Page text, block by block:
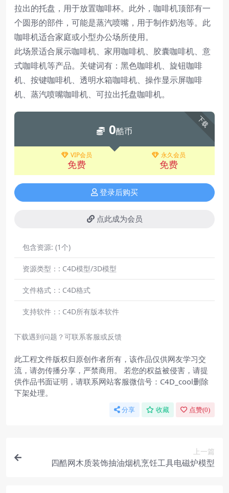
拉出的托盘，用于放置咖啡杯。此外，咖啡机顶部有一
个圆形的部件，可能是蒸汽喷嘴，用于制作奶泡等。此
咖啡机适合家庭或小型办公场所使用。
此场景适合展示咖啡机、家用咖啡机、胶囊咖啡机、意
式咖啡机等产品。关键词有：黑色咖啡机、旋钮咖啡
机、按键咖啡机、透明水箱咖啡机、操作显示屏咖啡
机、蒸汽喷嘴咖啡机、可拉出托盘咖啡机。
下载
0酷币
VIP会员
免费
永久会员
免费
登录后购买
点此成为会员
包含资源: (1个)
资源类型：: C4D模型/3D模型
文件格式：: C4D格式
支持软件：: C4D所有版本软件
下载遇到问题？可联系客服或反馈
此工程文件版权归原创作者所有，该作品仅供网友学习交
流，请勿传播分享，严禁商用。 若您的权益被侵害，请提
供作品书面证明，请联系网站客服微信号：C4D_cool删除
下架处理。
分享 收藏 点赞(0)
上一篇
四酷网木质装饰抽油烟机烹饪工具电磁炉模型